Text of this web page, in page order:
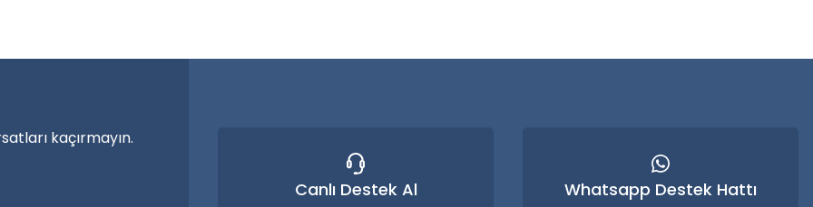
Yorum Yaz
kaçırmayın.
Canlı Destek Al Whatsapp Destek Hattı